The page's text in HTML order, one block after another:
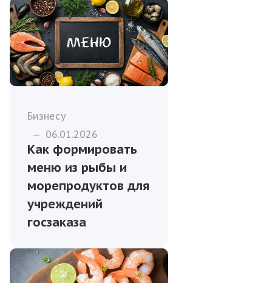
Бизнесу
— 06.01.2026
Как формировать
меню из рыбы и
морепродуктов для
учреждений
госзаказа